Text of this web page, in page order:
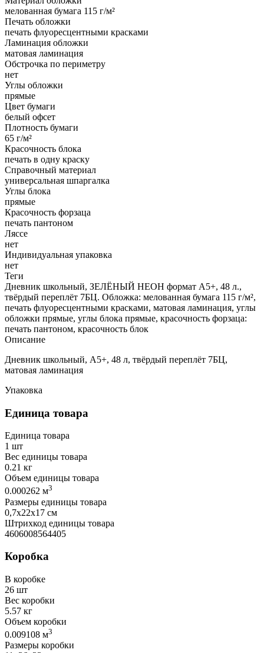
мелованная бумага 115 г/м²
Печать обложки
печать флуоресцентными красками
Ламинация обложки
матовая ламинация
Обстрочка по периметру
нет
Углы обложки
прямые
Цвет бумаги
белый офсет
Плотность бумаги
65 г/м²
Красочность блока
печать в одну краску
Справочный материал
универсальная шпаргалка
Углы блока
прямые
Красочность форзаца
печать пантоном
Ляссе
нет
Индивидуальная упаковка
нет
Теги
Дневник школьный, ЗЕЛЁНЫЙ НЕОН формат А5+, 48 л.,
твёрдый переплёт 7БЦ. Обложка: мелованная бумага 115 г/м²,
печать флуоресцентными красками, матовая ламинация, углы
обложки прямые, углы блока прямые, красочность форзаца:
печать пантоном, красочность блок
Описание
Дневник школьный, А5+, 48 л, твёрдый переплёт 7БЦ,
матовая ламинация
Упаковка
Единица товара
Единица товара
1 шт
Вес единицы товара
0.21 кг
Объем единицы товара
0.000262 м3
Размеры единицы товара
0,7х22х17 см
Штрихкод единицы товара
4606008564405
Коробка
В коробке
26 шт
Вес коробки
5.57 кг
Объем коробки
0.009108 м3
Размеры коробки